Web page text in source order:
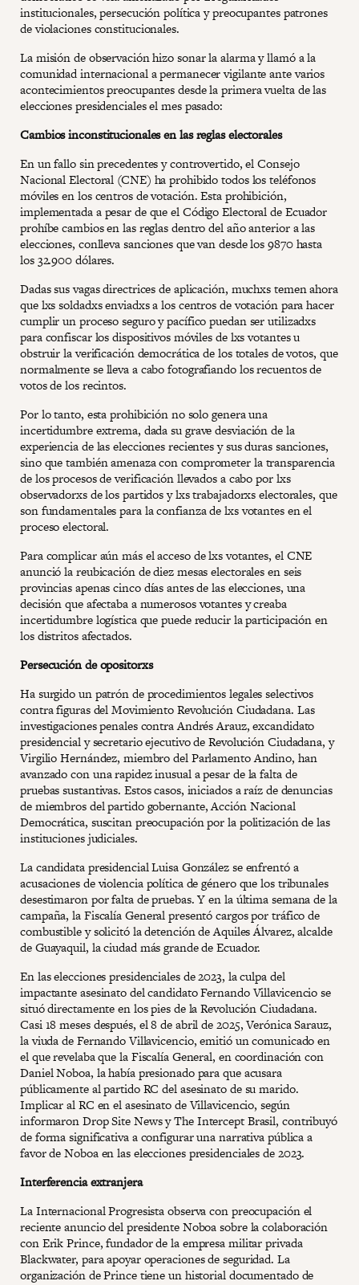
institucionales, persecución política y preocupantes patrones
de violaciones constitucionales.
La misión de observación hizo sonar la alarma y llamó a la
comunidad internacional a permanecer vigilante ante varios
acontecimientos preocupantes desde la primera vuelta de las
elecciones presidenciales el mes pasado:
Cambios inconstitucionales en las reglas electorales
En un fallo sin precedentes y controvertido, el Consejo
Nacional Electoral (CNE) ha prohibido todos los teléfonos
móviles en los centros de votación. Esta prohibición,
implementada a pesar de que el Código Electoral de Ecuador
prohíbe cambios en las reglas dentro del año anterior a las
elecciones, conlleva sanciones que van desde los 9870 hasta
los 32.900 dólares.
Dadas sus vagas directrices de aplicación, muchxs temen ahora
que lxs soldadxs enviadxs a los centros de votación para hacer
cumplir un proceso seguro y pacífico puedan ser utilizadxs
para confiscar los dispositivos móviles de lxs votantes u
obstruir la verificación democrática de los totales de votos, que
normalmente se lleva a cabo fotografiando los recuentos de
votos de los recintos.
Por lo tanto, esta prohibición no solo genera una
incertidumbre extrema, dada su grave desviación de la
experiencia de las elecciones recientes y sus duras sanciones,
sino que también amenaza con comprometer la transparencia
de los procesos de verificación llevados a cabo por lxs
observadorxs de los partidos y lxs trabajadorxs electorales, que
son fundamentales para la confianza de lxs votantes en el
proceso electoral.
Para complicar aún más el acceso de lxs votantes, el CNE
anunció la reubicación de diez mesas electorales en seis
provincias apenas cinco días antes de las elecciones, una
decisión que afectaba a numerosos votantes y creaba
incertidumbre logística que puede reducir la participación en
los distritos afectados.
Persecución de opositorxs
Ha surgido un patrón de procedimientos legales selectivos
contra figuras del Movimiento Revolución Ciudadana. Las
investigaciones penales contra Andrés Arauz, excandidato
presidencial y secretario ejecutivo de Revolución Ciudadana, y
Virgilio Hernández, miembro del Parlamento Andino, han
avanzado con una rapidez inusual a pesar de la falta de
pruebas sustantivas. Estos casos, iniciados a raíz de denuncias
de miembros del partido gobernante, Acción Nacional
Democrática, suscitan preocupación por la politización de las
instituciones judiciales.
La candidata presidencial Luisa González se enfrentó a
acusaciones de violencia política de género que los tribunales
desestimaron por falta de pruebas. Y en la última semana de la
campaña, la Fiscalía General presentó cargos por tráfico de
combustible y solicitó la detención de Aquiles Álvarez, alcalde
de Guayaquil, la ciudad más grande de Ecuador.
En las elecciones presidenciales de 2023, la culpa del
impactante asesinato del candidato Fernando Villavicencio se
situó directamente en los pies de la Revolución Ciudadana.
Casi 18 meses después, el 8 de abril de 2025, Verónica Sarauz,
la viuda de Fernando Villavicencio, emitió un comunicado en
el que revelaba que la Fiscalía General, en coordinación con
Daniel Noboa, la había presionado para que acusara
públicamente al partido RC del asesinato de su marido.
Implicar al RC en el asesinato de Villavicencio, según
informaron Drop Site News y The Intercept Brasil, contribuyó
de forma significativa a configurar una narrativa pública a
favor de Noboa en las elecciones presidenciales de 2023.
Interferencia extranjera
La Internacional Progresista observa con preocupación el
reciente anuncio del presidente Noboa sobre la colaboración
con Erik Prince, fundador de la empresa militar privada
Blackwater, para apoyar operaciones de seguridad. La
organización de Prince tiene un historial documentado de